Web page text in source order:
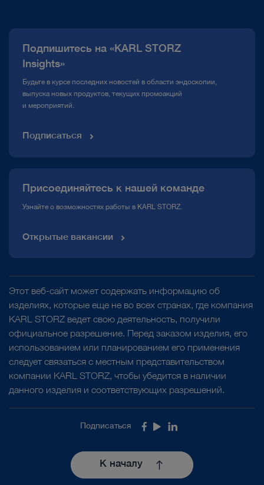
Горячая линия по вопросам комплаенс
Медиатека
Подпишитесь на «KARL STORZ
Insights»
Будьте в курсе последних новостей в области эндоскопии,
выпуска новых продуктов, текущих промоакций
и мероприятий.
Подписаться
Присоединяйтесь к нашей команде
Узнайте о возможностях работы в KARL STORZ.
Открытые вакансии
Этот веб-сайт может содержать информацию об
изделиях, которые еще не во всех странах, где компания
KARL STORZ ведет свою деятельность, получили
официальное разрешение. Перед заказом изделия, его
использованием или планированием его применения
следует связаться с местным представительством
компании KARL STORZ, чтобы убедится в наличии
данного изделия и соответствующих разрешений.
Подписаться Facebook
YoutubeLinkedIn
К началу